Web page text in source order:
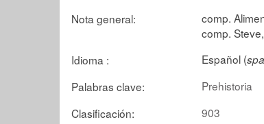
Nota general:
comp.
comp.
Idioma :
Español (spa
Palabras clave:
Prehistoria
Clasificación:
903